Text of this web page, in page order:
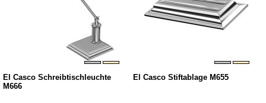
El Casco Schreibtischleuchte
M666
El Casco Stiftablage M655